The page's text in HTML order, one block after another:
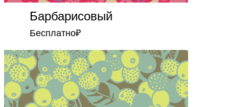
Барбарисовый
Бесплатно₽